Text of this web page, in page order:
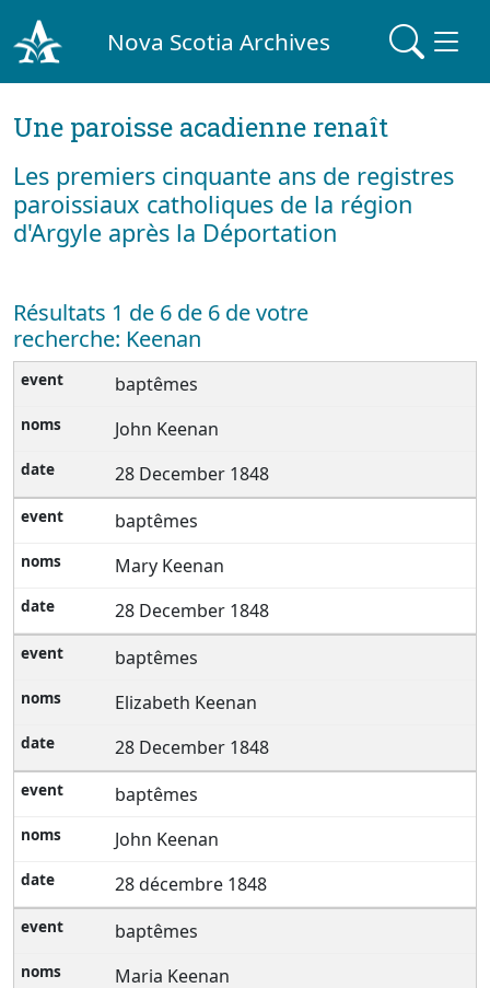
Nova Scotia Archives
Une paroisse acadienne renaît
Les premiers cinquante ans de registres
paroissiaux catholiques de la région
d'Argyle après la Déportation
Résultats 1 de 6 de 6 de votre
recherche: Keenan
baptêmes
John Keenan
28 December 1848
baptêmes
Mary Keenan
28 December 1848
baptêmes
Elizabeth Keenan
28 December 1848
baptêmes
John Keenan
28 décembre 1848
baptêmes
Maria Keenan